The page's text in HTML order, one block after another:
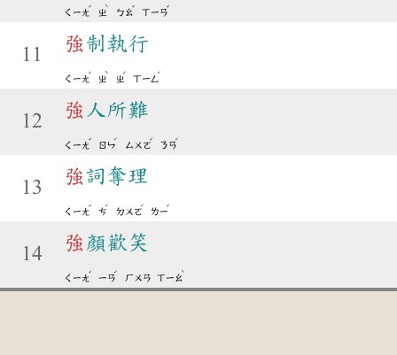
ㄑㄧㄤ
ˇ
ㄓ
ˋ
ㄅㄠ
ˇ
ㄒㄧㄢ
ˇ
11
強 制執行
ㄑㄧㄤ
ˇ
ㄓ
ˋ
ㄓ
ˊ
ㄒㄧㄥ
ˊ
12
強 人所難
ㄑㄧㄤ
ˇ
ㄖㄣ
ˊ
ㄙㄨㄛ
ˇ
ㄋㄢ
ˊ
13
強詞奪理
ㄑㄧㄤ
ˇ
ㄘ
ˊ
ㄉㄨㄛ
ˊ
ㄌㄧ
ˇ
14
強 顏歡笑
ㄑㄧㄤ
ˇ
ㄧㄢ
ˊ
ㄏㄨㄢ ㄒㄧㄠ
ˋ